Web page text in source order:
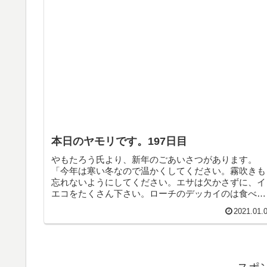
本日のヤモリです。197日目
やもたろう氏より、新年のごあいさつがあります。
「今年は寒い冬なので温かくしてください。霧吹きも
忘れないようにしてください。エサは欠かさずに、イ
エコをたくさん下さい。ローチのデッカイのは食べに
くいので、遠慮しますが、仕方がなければ食べます